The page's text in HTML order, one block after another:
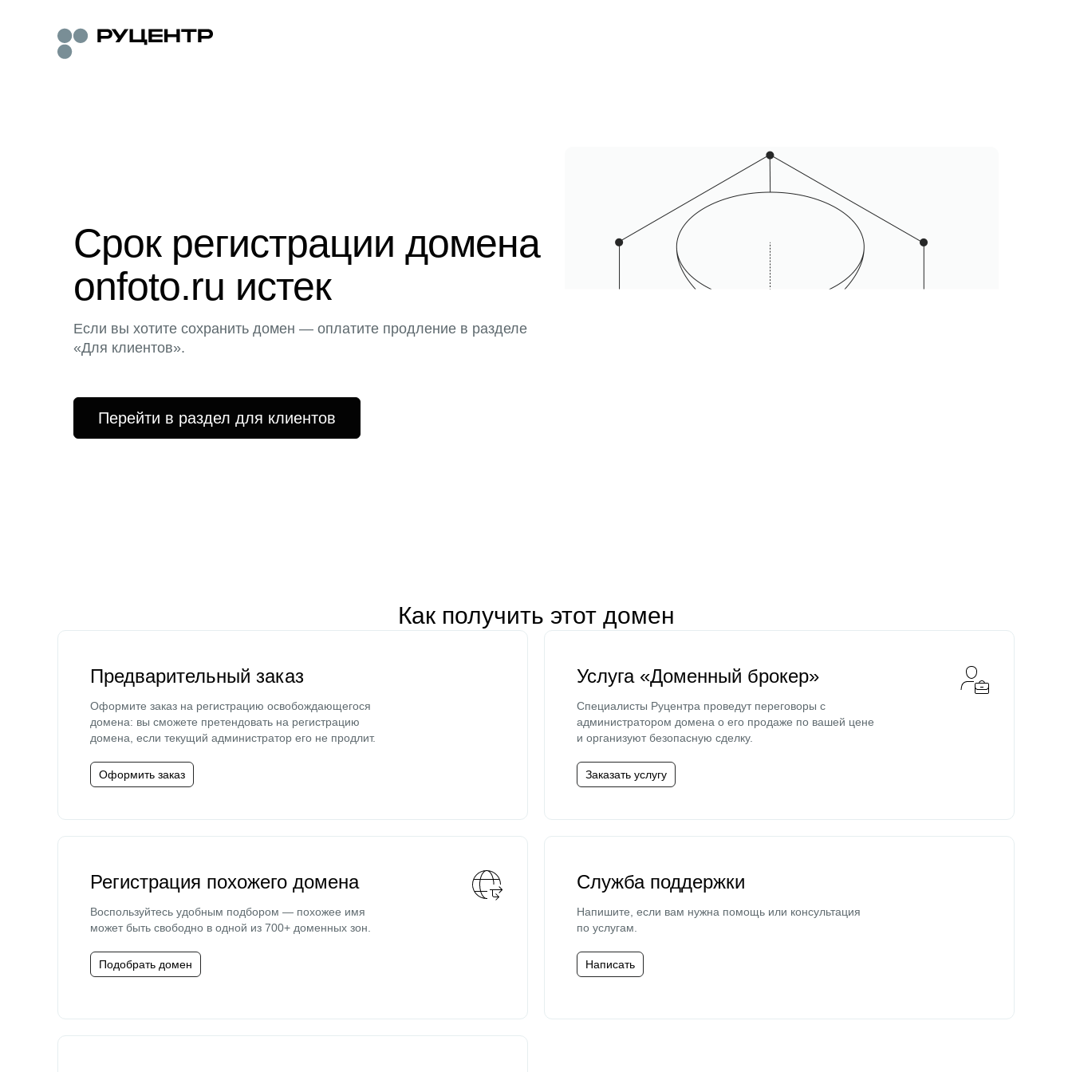
Срок регистрации домена
onfoto.ru истек
Если вы хотите сохранить домен — оплатите продление в разделе
«Для клиентов».
Перейти в раздел для клиентов
Как получить этот домен
Предварительный заказ
Оформите заказ на регистрацию освобождающегося
домена: вы сможете претендовать на регистрацию
домена, если текущий администратор его не продлит.
Оформить заказ
Услуга «Доменный брокер»
Специалисты Руцентра проведут переговоры с
администратором домена о его продаже по вашей цене
и организуют безопасную сделку.
Заказать услугу
Регистрация похожего домена
Воспользуйтесь удобным подбором — похожее имя
может быть свободно в одной из 700+ доменных зон.
Подобрать домен
Служба поддержки
Напишите, если вам нужна помощь или консультация
по услугам.
Написать